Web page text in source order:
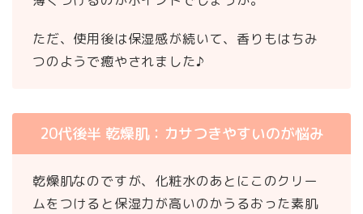
ただ、使用後は保湿感が続いて、香りもはちみ
つのようで癒やされました♪
20代後半 乾燥肌：カサつきやすいのが悩み
乾燥肌なのですが、化粧水のあとにこのクリー
ムをつけると保湿力が高いのかうるおった素肌